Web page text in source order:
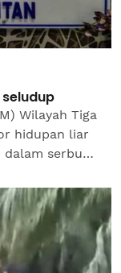
Wilayah Tiga
hidupan liar
serbuan